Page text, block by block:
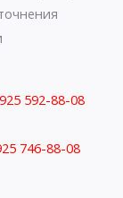
592-88-08
746-88-08